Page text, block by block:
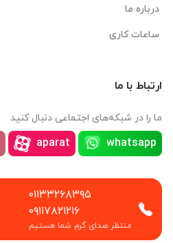
درباره ما
ساعات کاری
ارتباط با ما
ما را در شبکه‌های اجتماعی دنبال کنید
whatsapp
aparat
۰۱۱۳۳۲۶۸۳۹۵
۰۹۱۱۷۸۲۱۲۱۶
منتظر صدای گرم شما هستیم